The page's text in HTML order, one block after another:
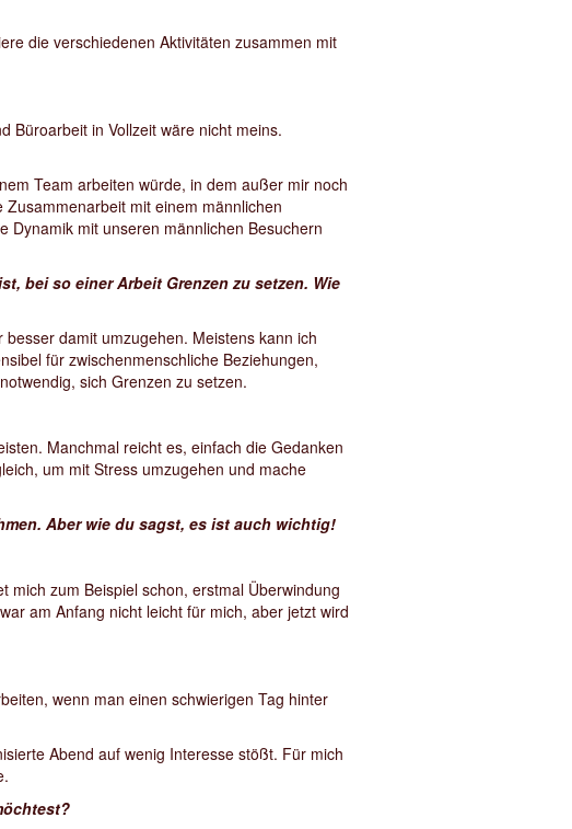
die verschiedenen Aktivitäten zusammen mit
Büroarbeit in Vollzeit wäre nicht meins.
Team arbeiten würde, in dem außer mir noch
mit einem männlichen
Dynamik mit unseren männlichen Besuchern
bei so einer Arbeit Grenzen zu setzen. Wie
damit umzugehen. Meistens kann ich
für zwischenmenschliche Beziehungen,
sich Grenzen zu setzen.
Manchmal reicht es, einfach die Gedanken
um mit Stress umzugehen und mache
Aber wie du sagst, es ist auch wichtig!
mich zum Beispiel schon, erstmal Überwindung
am Anfang nicht leicht für mich, aber jetzt wird
wenn man einen schwierigen Tag hinter
Abend auf wenig Interesse stößt. Für mich